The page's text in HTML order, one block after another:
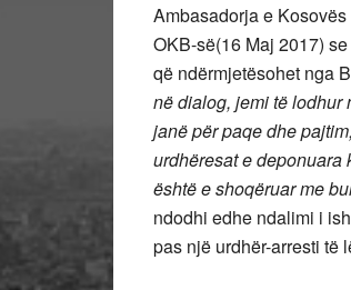
Ambasadorja e
OKB-së(16 Maj 2017)
që ndërmjetësohet nga
në dialog, jemi të lodhur
janë për paqe dhe
urdhëresat e deponuara
është e shoqëruar me
ndodhi edhe ndalimi i
pas një urdhër-arresti të